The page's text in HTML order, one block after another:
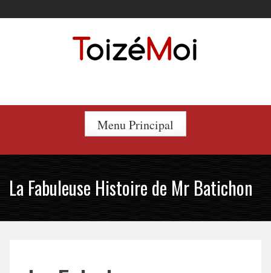
to
Menu Principal
La Fabuleuse Histoire de Mr Batichon